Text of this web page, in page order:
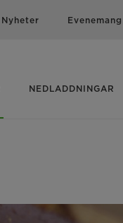
Nyheter Evenemang
NEDLADDNINGAR